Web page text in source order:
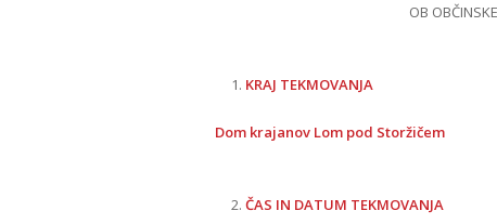
OB
KRAJ TEKMOVANJA
Dom krajanov Lom pod Storžičem
ČAS IN DATUM TEKMOVANJA